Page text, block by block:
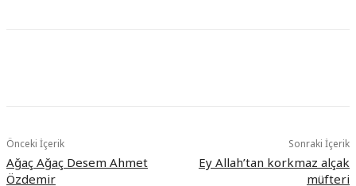
Önceki İçerik
Ağaç Ağaç Desem Ahmet
Özdemir
Sonraki İçerik
Ey Allah’tan korkmaz alçak
müfteri